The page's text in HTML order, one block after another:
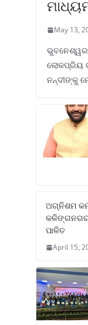
May 13,
ଲୋକପ୍ରିୟ
ନନ୍ଦୀଙ୍କୁ
ଅଗ୍ନିଶମ
କଳିଙ୍ଗନଗର
ପାଳିତ
April 15,